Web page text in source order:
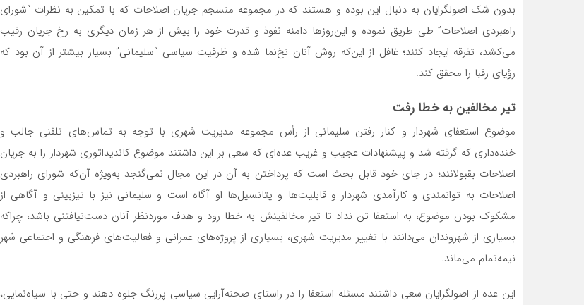
بدون شک اصولگرایان به دنبال این بوده و هستند که در مجموعه منسجم جریان اصلاحات که با تمکین به نظرات “شورای
راهبردی اصلاحات” طی طریق نموده و این‌روزها دامنه نفوذ و قدرت خود را بیش از هر زمان دیگری به رخ جریان رقیب
می‌کشد، تفرقه ایجاد کنند؛ غافل از این‌که روش‌ آنان نخ‌نما شده و ظرفیت سیاسی “سلیمانی” بسیار بیشتر از آن بود که
رؤیای رقبا را محقق کند.
تیر مخالفین به خطا رفت
موضوع استعفای شهردار و کنار رفتن سلیمانی از رأس مجموعه مدیریت شهری با توجه به تماس‌های تلفنی جالب و
خنده‌داری که گرفته شد و پیشنهادات عجیب و غریب عده‌ای که سعی بر این داشتند موضوع کاندیداتوری شهردار را به جریان
اصلاحات بقبولانند؛ در جای خود قابل بحث است که پرداختن به آن در این مجال نمی‌گنجد به‌ویژه آن‌که شورای راهبردی
اصلاحات به توانمندی و کارآمدی شهردار و قابلیت‌ها و پتانسیل‌ها او آگاه است و سلیمانی نیز با تیزبینی و آگاهی از
مشکوک بودن موضوع، به استعفا تن نداد تا تیر مخالفینش به خطا رود و هدف موردنظر آنان دست‌نیافتنی باشد، چراکه
بسیاری از شهروندان می‌دانند با تغییر مدیریت شهری، بسیاری از پروژه‌های عمرانی و فعالیت‌های فرهنگی و اجتماعی شهر
نیمه‌تمام می‌ماند.
این عده از اصولگرایان سعی داشتند مسئله استعفا را در راستای صحنه‌آرایی سیاسی پررنگ جلوه دهند و حتی با سیاه‌نمایی،